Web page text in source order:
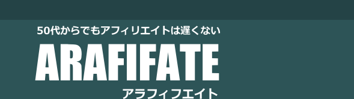
からでもアフィリエイトは遅くない
ログに取り組むブログ初心者の教科書です。老後に備えて今から副業で稼ぐ仕組みを